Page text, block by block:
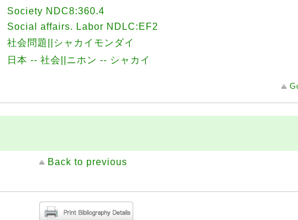
Society NDC8:360.4
Social affairs. Labor NDLC:EF2
社会問題||シャカイモンダイ
日本 -- 社会||ニホン -- シャカイ
Back to previous